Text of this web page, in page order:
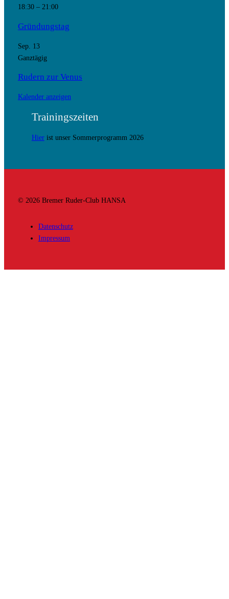
18:30– 21:00
Gründungstag
Sep. 13
Ganztägig
Rudern zur Venus
Kalender anzeigen
Trainingszeiten
Hierist unser Sommerprogramm 2026
© 2026 Bremer Ruder-Club HANSA
Datenschutz
Impressum